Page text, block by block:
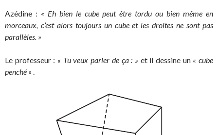
Azédine : « Eh bien le cube peut être tordu ou bien même en
morceaux, c’est alors toujours un cube et les droites ne sont pas
parallèles. »
Le professeur : « Tu veux parler de ça : » et il dessine un « cube
penché » .